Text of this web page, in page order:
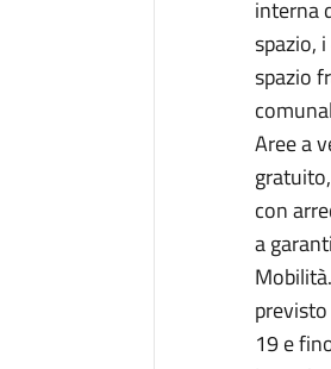
interna
spazio,
spazio
Aree a
con
a
19 e